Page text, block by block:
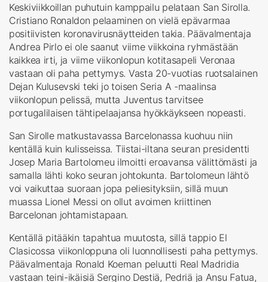
Keskiviikkoillan puhutuin kamppailu pelataan San Sirolla.
Cristiano Ronaldon pelaaminen on vielä epävarmaa
positiivisten koronavirusnäytteiden takia. Päävalmentaja
Andrea Pirlo ei ole saanut viime viikkoina ryhmästään
kaikkea irti, ja viime viikonlopun kotitasapeli Veronaa
vastaan oli paha pettymys. Vasta 20-vuotias ruotsalainen
Dejan Kulusevski teki jo toisen Seria A -maalinsa
viikonlopun pelissä, mutta Juventus tarvitsee
portugalilaisen tähtipelaajansa hyökkäykseen nopeasti.
San Sirolle matkustavassa Barcelonassa kuohuu niin
kentällä kuin kulisseissa. Tiistai-iltana seuran presidentti
Josep Maria Bartolomeu ilmoitti eroavansa välittömästi ja
samalla lähti koko seuran johtokunta. Bartolomeun lähtö
voi vaikuttaa suoraan jopa peliesityksiin, sillä muun
muassa Lionel Messi on ollut avoimen kriittinen
Barcelonan johtamistapaan.
Kentällä pitääkin tapahtua muutosta, sillä tappio El
Clasicossa viikonloppuna oli luonnollisesti paha pettymys.
Päävalmentaja Ronald Koeman peluutti Real Madridia
vastaan teini-ikäisiä Sergino Destiä, Pedriä ja Ansu Fatua,